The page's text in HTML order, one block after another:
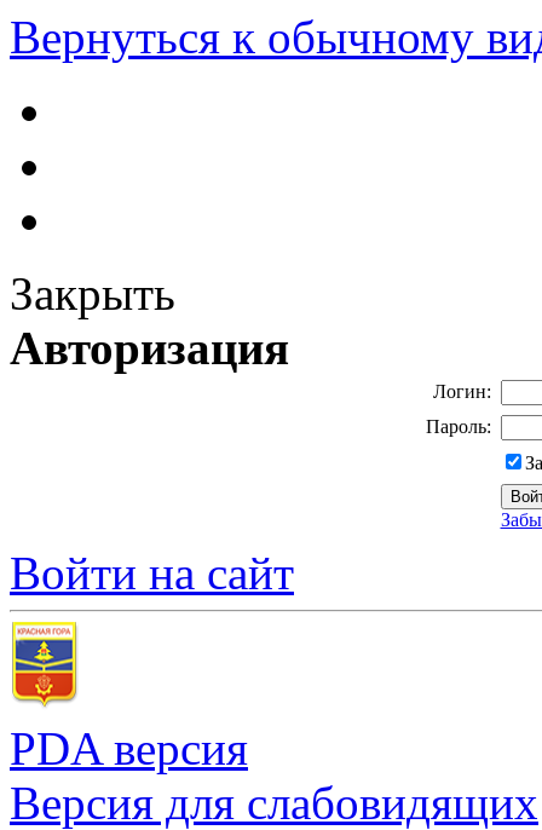
Вернуться к обычному
Закрыть
Авторизация
Логин:
Пароль:
Войти на сайт
PDA версия
Версия для слабовидящих